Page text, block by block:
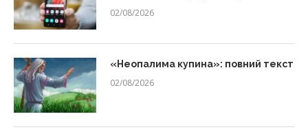
02/08/2026
«Неопалима купина»: повний текст
02/08/2026